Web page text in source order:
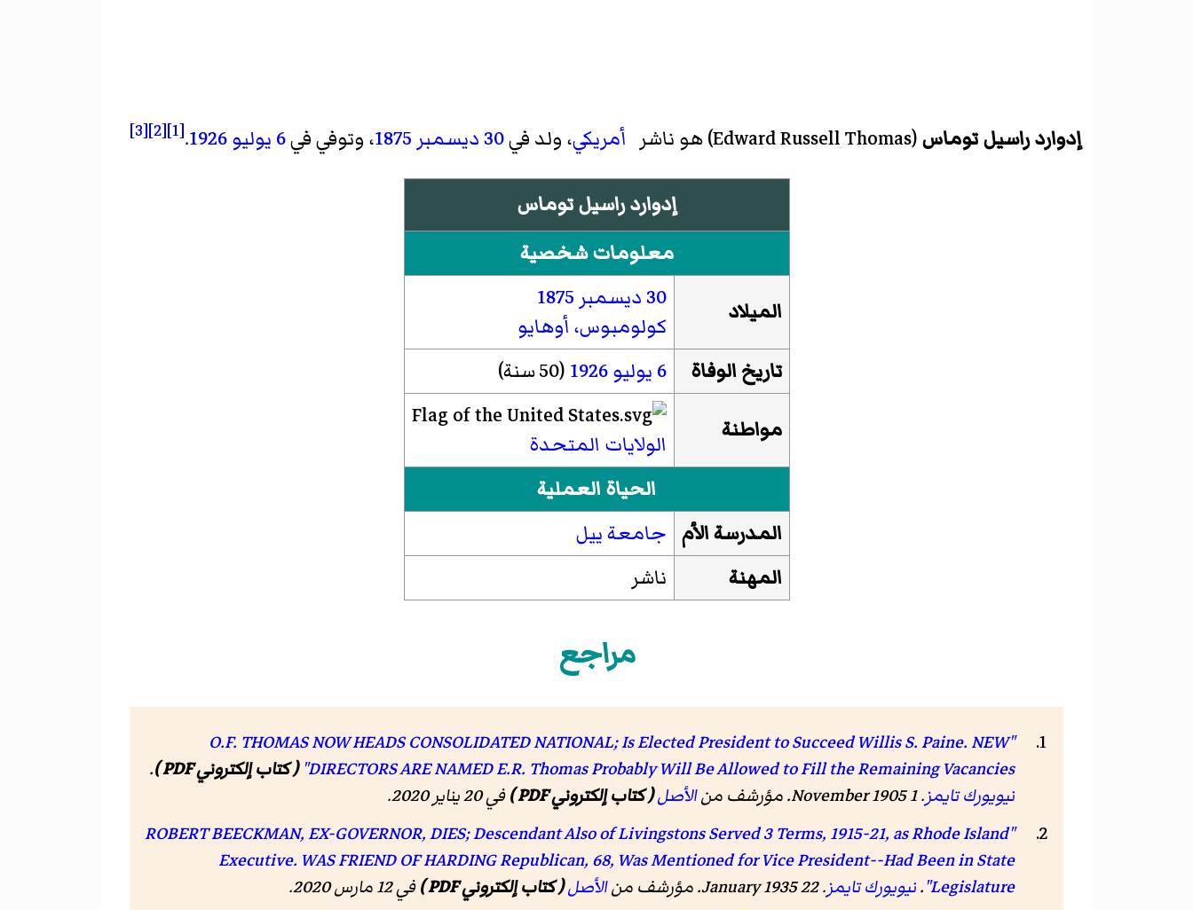
إدوارد راسيل توماس(
Edward Russell Thomas)‏ هو ناشر أمريكي، ولد في30 ديسمبر 1875، وتوفي في6 يوليو 1926
.
[1]
[2]
[3]
إدوارد راسيل توماس
معلومات شخصية
الميلاد
30 ديسمبر
1875
كولومبوس، أوهايو
تاريخ الوفاة
6 يوليو 1926 (50 سنة)
مواطنة
الولايات المتحدة
الحياة العملية
المدرسة الأم جامعة ييل
المهنة
ناشر
مراجع
"O.F. THOMAS NOW HEADS CONSOLIDATED NATIONAL; Is Elected President to Succeed Willis S. Paine. NEW
DIRECTORS ARE NAMED E.R. Thomas Probably Will Be Allowed to Fill the Remaining Vacancies" ( كتاب إلكتروني PDF )
.
نيويورك تايمز. 1 November 1905. مؤرشف من الأصل( كتاب إلكتروني PDF ) في 20 يناير 2020
.
"ROBERT BEECKMAN, EX-GOVERNOR, DIES; Descendant Also of Livingstons Served 3 Terms, 1915-21, as Rhode Island
Executive. WAS FRIEND OF HARDING Republican, 68, Was Mentioned for Vice President--Had Been in State
Legislature"
.نيويورك تايمز. 22 January 1935. مؤرشف من الأصل( كتاب إلكتروني PDF ) في 12 مارس 2020
.